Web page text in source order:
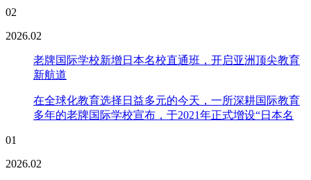
02
2026.02
老牌国际学校新增日本名校直通班，开启亚洲顶尖教育
新航道
在全球化教育选择日益多元的今天，一所深耕国际教育
多年的老牌国际学校宣布，于2021年正式增设“日本名
01
2026.02